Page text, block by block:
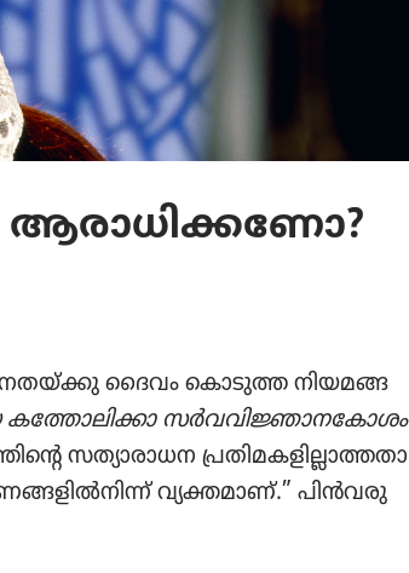
ആരാധി​ക്ക​ണോ?
ജനതയ്‌ക്കു ദൈവം കൊടുത്ത നിയമ​ങ്ങ​
കത്തോ​ലി​ക്കാ സർവവിജ്ഞാനകോശം
സത്യാ​രാ​ധന പ്രതി​മ​ക​ളി​ല്ലാ​ത്ത​താ​
വ്യക്തമാണ്‌.” പിൻവ​രു​